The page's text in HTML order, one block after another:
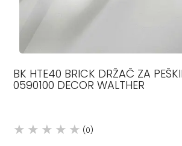
BK HTE40 BRICK DRŽAČ ZA
0590100 DECOR WALTHER
(0)